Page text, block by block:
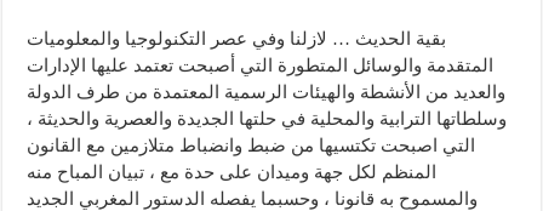
بقية الحديث … لازلنا وفي عصر التكنولوجيا والمعلوميات
المتقدمة والوسائل المتطورة التي أصبحت تعتمد عليها الإدارات
والعديد من الأنشطة والهيئات الرسمية المعتمدة من طرف الدولة
وسلطاتها الترابية والمحلية في حلتها الجديدة والعصرية والحديثة ،
التي اصبحت تكتسيها من ضبط وانضباط متلازمين مع القانون
المنظم لكل جهة وميدان على حدة مع ، تبيان المباح منه
والمسموح به قانونا ، وحسبما يفصله الدستور المغربي الجديد